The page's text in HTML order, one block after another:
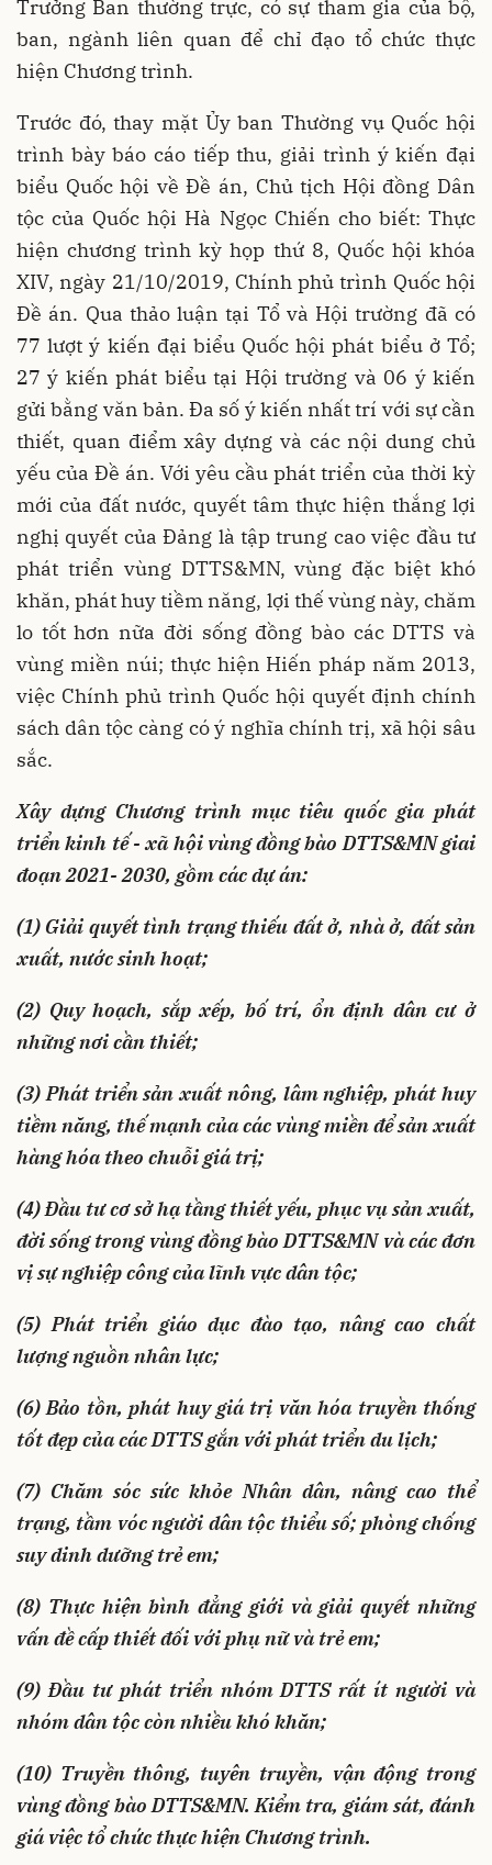
Trưởng Ban thường trực, có sự tham gia của bộ,
ban, ngành liên quan để chỉ đạo tổ chức thực
hiện Chương trình.
Trước đó, thay mặt Ủy ban Thường vụ Quốc hội
trình bày báo cáo tiếp thu, giải trình ý kiến đại
biểu Quốc hội về Đề án, Chủ tịch Hội đồng Dân
tộc của Quốc hội Hà Ngọc Chiến cho biết: Thực
hiện chương trình kỳ họp thứ 8, Quốc hội khóa
XIV, ngày 21/10/2019, Chính phủ trình Quốc hội
Đề án. Qua thảo luận tại Tổ và Hội trường đã có
77 lượt ý kiến đại biểu Quốc hội phát biểu ở Tổ;
27 ý kiến phát biểu tại Hội trường và 06 ý kiến
gửi bằng văn bản. Đa số ý kiến nhất trí với sự cần
thiết, quan điểm xây dựng và các nội dung chủ
yếu của Đề án. Với yêu cầu phát triển của thời kỳ
mới của đất nước, quyết tâm thực hiện thắng lợi
nghị quyết của Đảng là tập trung cao việc đầu tư
phát triển vùng DTTS&MN, vùng đặc biệt khó
khăn, phát huy tiềm năng, lợi thế vùng này, chăm
lo tốt hơn nữa đời sống đồng bào các DTTS và
vùng miền núi; thực hiện Hiến pháp năm 2013,
việc Chính phủ trình Quốc hội quyết định chính
sách dân tộc càng có ý nghĩa chính trị, xã hội sâu
sắc.
Xây dựng Chương trình mục tiêu quốc gia phát
triển kinh tế - xã hội vùng đồng bào DTTS&MN giai
đoạn 2021- 2030, gồm các dự án:
(1) Giải quyết tình trạng thiếu đất ở, nhà ở, đất sản
xuất, nước sinh hoạt;
(2) Quy hoạch, sắp xếp, bố trí, ổn định dân cư ở
những nơi cần thiết;
(3) Phát triển sản xuất nông, lâm nghiệp, phát huy
tiềm năng, thế mạnh của các vùng miền để sản xuất
hàng hóa theo chuỗi giá trị;
(4) Đầu tư cơ sở hạ tầng thiết yếu, phục vụ sản xuất,
đời sống trong vùng đồng bào DTTS&MN và các đơn
vị sự nghiệp công của lĩnh vực dân tộc;
(5) Phát triển giáo dục đào tạo, nâng cao chất
lượng nguồn nhân lực;
(6) Bảo tồn, phát huy giá trị văn hóa truyền thống
tốt đẹp của các DTTS gắn với phát triển du lịch;
(7) Chăm sóc sức khỏe Nhân dân, nâng cao thể
trạng, tầm vóc người dân tộc thiểu số; phòng chống
suy dinh dưỡng trẻ em;
(8) Thực hiện bình đẳng giới và giải quyết những
vấn đề cấp thiết đối với phụ nữ và trẻ em;
(9) Đầu tư phát triển nhóm DTTS rất ít người và
nhóm dân tộc còn nhiều khó khăn;
(10) Truyền thông, tuyên truyền, vận động trong
vùng đồng bào DTTS&MN. Kiểm tra, giám sát, đánh
giá việc tổ chức thực hiện Chương trình.